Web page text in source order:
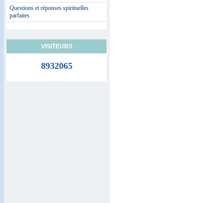
Questions et réponses spirituelles
parfaites
VISITEURS
8932065